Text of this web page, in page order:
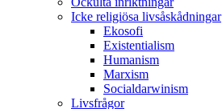
Icke religiösa livsåskådningar
Ekosofi
Existentialism
Humanism
Marxism
Socialdarwinism
Livsfrågor